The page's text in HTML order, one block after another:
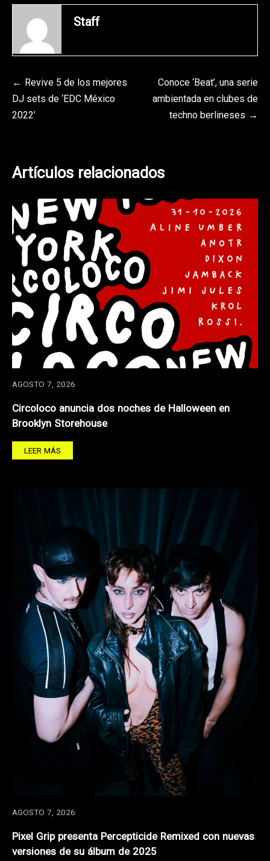
Staff
Navegación
de
Revive 5 de los mejores
DJ sets de ‘EDC México
2022’
Conoce ‘Beat’, una serie
ambientada en clubes de
techno berlineses
Artículos relacionados
AGOSTO 7, 2026
Circoloco anuncia dos noches de Halloween en
Brooklyn Storehouse
LEER MÁS
AGOSTO 7, 2026
Pixel Grip presenta Percepticide Remixed con nuevas
versiones de su álbum de 2025